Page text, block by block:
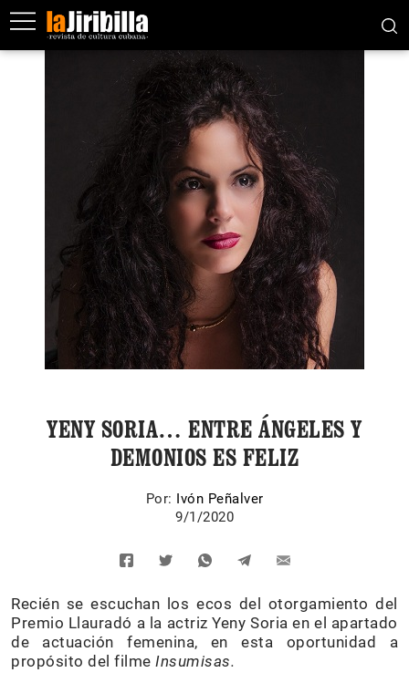
YENY SORIA… ENTRE ÁNGELES Y
DEMONIOS ES FELIZ
Por: Ivón Peñalver
9/1/2020
Recién se escuchan los ecos del otorgamiento del
Premio Llauradó a la actriz Yeny Soria en el apartado
de actuación femenina, en esta oportunidad a
propósito del filme Insumisas.